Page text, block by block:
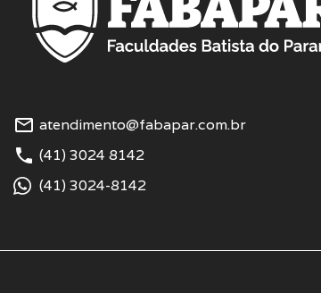
mail_outline atendimento@fabapar.com.br
phone (41) 3024 8142
(41) 3024-8142